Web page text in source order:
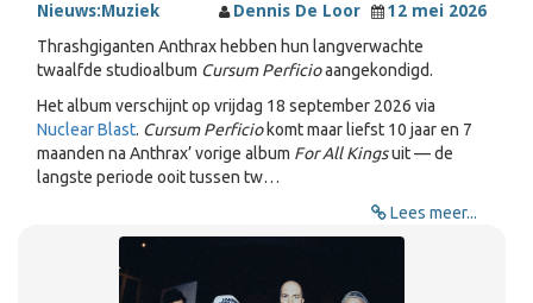
Nieuws:Muziek Dennis De Loor
12 mei 2026
Thrashgiganten Anthrax hebben hun langverwachte
twaalfde studioalbum Cursum Perficioaangekondigd.
Het album verschijnt op vrijdag 18 september 2026 via
Nuclear Blast. Cursum Perficiokomt maar liefst 10 jaar en 7
maanden na Anthrax’ vorige album For All Kingsuit — de
langste periode ooit tussen tw…
Lees meer...